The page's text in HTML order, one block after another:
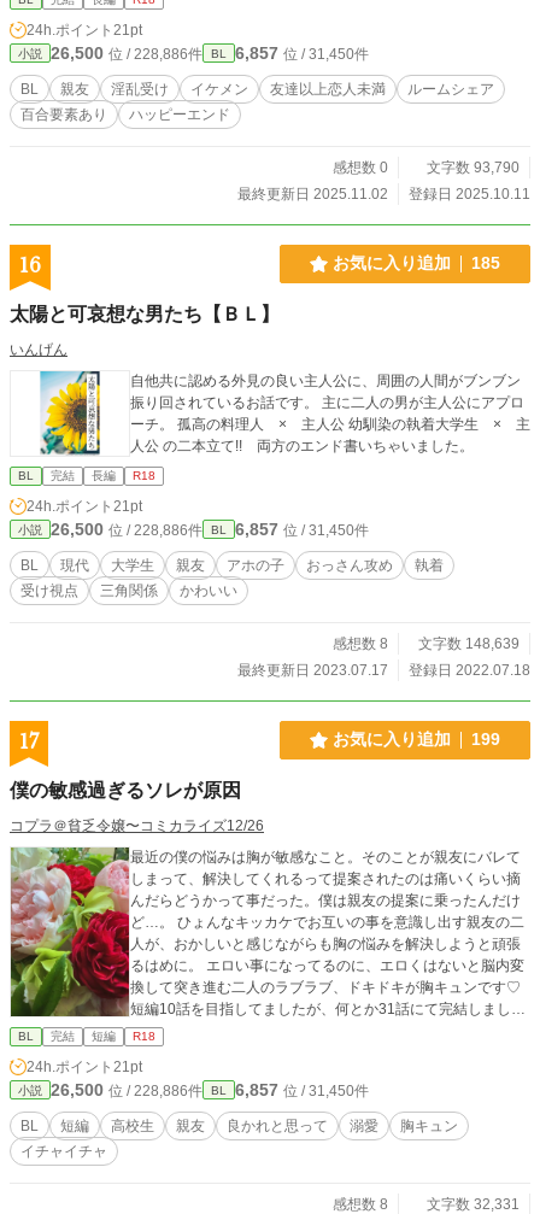
目で友人も多く周りからも信頼されている性格で、結楽を支
えたい。だけど、自分は大学生で、不安定な結楽を自分一人
で支え切るのは不安だと悩んでいた。 そんな二人は離れそう
で離れない友達以上恋人未満の曖昧な関係に陥っていく。 Ｂ
Ｌです。 真面目男前×淫乱美人 性的描写、暴力描写がありま
す。
24h.ポイント 21pt
小説 26,500 位 / 228,886件 BL 6,857 位 / 31,450件
BL 親友 淫乱受け イケメン 友達以上恋人未満
ルームシェア
百合要素あり
ハッピーエンド
感想数 0
文字数 93,790
最終更新日 2025.11.02
登録日 2025.10.11
16 お気に入り追加 185
太陽と可哀想な男たち【ＢＬ】
いんげん
自他共に認める外見の良い主人公に、周囲の人間がブンブン
振り回されているお話です。 主に二人の男が主人公にアプロ
ーチ。 孤高の料理人 × 主人公 幼馴染の執着大学生 × 主
人公 の二本立て!! 両方のエンド書いちゃいました。
BL 完結 長編 R18
24h.ポイント 21pt
小説 26,500 位 / 228,886件 BL 6,857 位 / 31,450件
BL 現代 大学生 親友 アホの子 おっさん攻め
執着
受け視点
三角関係 かわいい
感想数 8
文字数 148,639
最終更新日 2023.07.17
登録日 2022.07.18
17 お気に入り追加 199
僕の敏感過ぎるソレが原因
コプラ＠貧乏令嬢〜コミカライズ12/26
最近の僕の悩みは胸が敏感なこと。そのことが親友にバレて
しまって、解決してくれるって提案されたのは痛いくらい摘
んだらどうかって事だった。僕は親友の提案に乗ったんだけ
ど…。 ひょんなキッカケでお互いの事を意識し出す親友の二
人が、おかしいと感じながらも胸の悩みを解決しようと頑張
るはめに。 エロい事になってるのに、エロくはないと脳内変
換して突き進む二人のラブラブ、ドキドキが胸キュンです♡
短編10話を目指してましたが、何とか31話にて完結しました
(^◇^;) 楽しくイチャイチャ書けて楽しかったです♡
BL 完結 短編 R18
24h.ポイント 21pt
小説 26,500 位 / 228,886件 BL 6,857 位 / 31,450件
BL 短編 高校生 親友 良かれと思って 溺愛
胸キュン
イチャイチャ
感想数 8
文字数 32,331